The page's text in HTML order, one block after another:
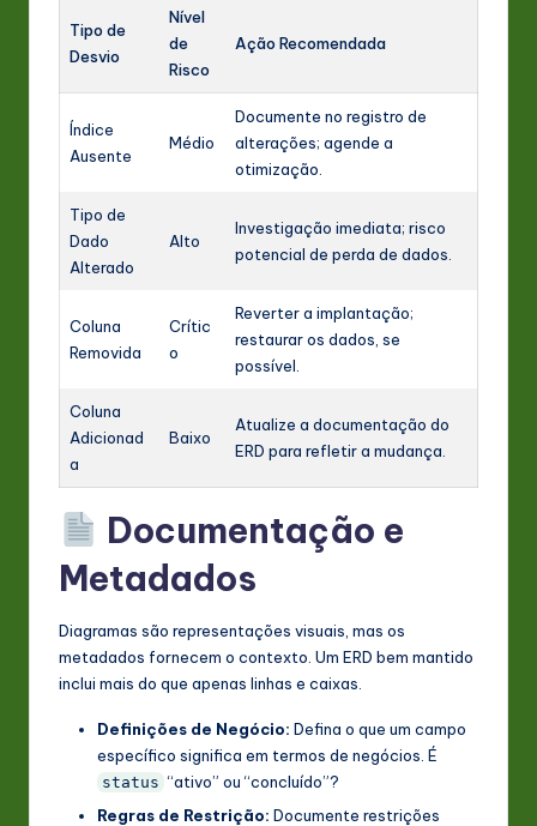
Tipo de
Desvio
Nível
de
Risco
Ação Recomendada
Índice
Ausente
Médio
Documente no registro de
alterações; agende a
otimização.
Tipo de
Dado
Alterado
Alto
Investigação imediata; risco
potencial de perda de dados.
Coluna
Removida
Crític
o
Reverter a implantação;
restaurar os dados, se
possível.
Coluna
Adicionad
a
Baixo
Atualize a documentação do
ERD para refletir a mudança.
Documentação e
Metadados
Diagramas são representações visuais, mas os
metadados fornecem o contexto. Um ERD bem mantido
inclui mais do que apenas linhas e caixas.
Definições de Negócio: Defina o que um campo
específico significa em termos de negócios. É
status “ativo” ou “concluído”?
Regras de Restrição: Documente restrições